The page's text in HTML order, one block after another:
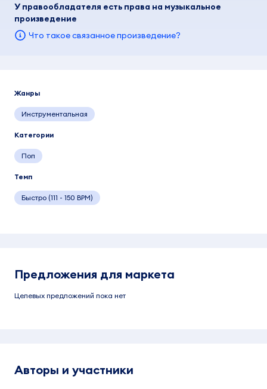
У правообладателя есть права на музыкальное
произведение
Что такое связанное произведение?
Жанры
Инструментальная
Категории
Поп
Темп
Быстро (111 - 150 BPM)
Предложения для маркета
Целевых предложений пока нет
Авторы и участники